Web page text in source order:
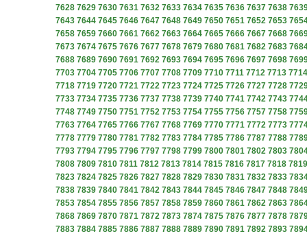
7628 7629 7630 7631 7632 7633 7634 7635 7636 7637 7638
7643 7644 7645 7646 7647 7648 7649 7650 7651 7652 7653
7658 7659 7660 7661 7662 7663 7664 7665 7666 7667 7668
7673 7674 7675 7676 7677 7678 7679 7680 7681 7682 7683
7688 7689 7690 7691 7692 7693 7694 7695 7696 7697 7698
7703 7704 7705 7706 7707 7708 7709 7710 7711 7712 7713 7714
7718 7719 7720 7721 7722 7723 7724 7725 7726 7727 7728
7733 7734 7735 7736 7737 7738 7739 7740 7741 7742 7743
7748 7749 7750 7751 7752 7753 7754 7755 7756 7757 7758
7763 7764 7765 7766 7767 7768 7769 7770 7771 7772 7773
7778 7779 7780 7781 7782 7783 7784 7785 7786 7787 7788
7793 7794 7795 7796 7797 7798 7799 7800 7801 7802 7803
7808 7809 7810 7811 7812 7813 7814 7815 7816 7817 7818 7819
7823 7824 7825 7826 7827 7828 7829 7830 7831 7832 7833
7838 7839 7840 7841 7842 7843 7844 7845 7846 7847 7848
7853 7854 7855 7856 7857 7858 7859 7860 7861 7862 7863
7868 7869 7870 7871 7872 7873 7874 7875 7876 7877 7878
7883 7884 7885 7886 7887 7888 7889 7890 7891 7892 7893